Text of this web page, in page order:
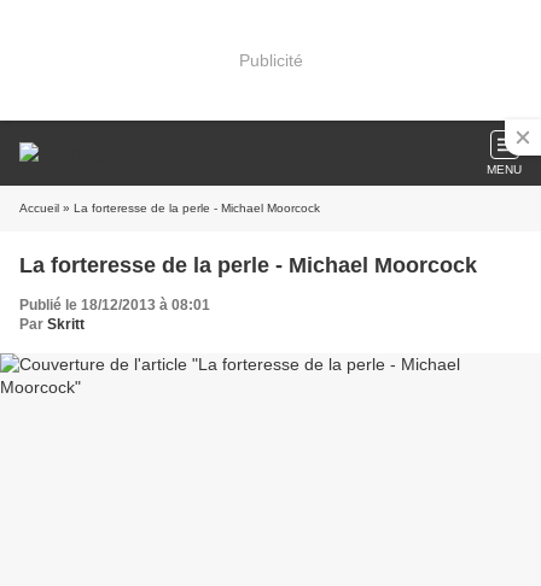
Publicité
MENU
Accueil » La forteresse de la perle - Michael Moorcock
La forteresse de la perle - Michael Moorcock
Publié le 18/12/2013 à 08:01
Par Skritt